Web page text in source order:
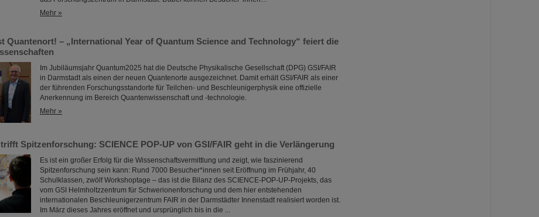
Mehr »
Quantenort! – „International Year of Quantum Science and Technology“ feiert die
Im Jubiläumsjahr Quantum2025 hat die Deutsche Physikalische Gesellschaft (DPG) GSI/FAIR
in Darmstadt als einen der neuen Quantenorte ausgezeichnet. Damit erhält GSI/FAIR als einer
der führenden Forschungsstandorte für Teilchen- und Beschleunigerphysik eine offizielle
Anerkennung im Bereich Quantenwissenschaft und -technologie.
Mehr »
Spitzenforschung: SCIENCE POP-UP von GSI/FAIR geht in die Verlängerung
Es ist ein großer Erfolg für die Wissenschaftsvermittlung und zeigt, wie faszinierend
Spitzenforschung sein kann: Rund 7000 Besucher*innen seit Eröffnung im Frühjahr, 40
Schulklassen, zwölf Workshoptage – das ist die Bilanz des SCIENCE-POP-UP-Projekts, das
vom GSI Helmholtzzentrum für Schwerionenforschung und dem hier entstehenden
internationalen Beschleunigerzentrum FAIR in der Darmstädter Innenstadt realisiert worden ist.
Im März dieses Jahres eröffnet und ursprünglich bis in die ...